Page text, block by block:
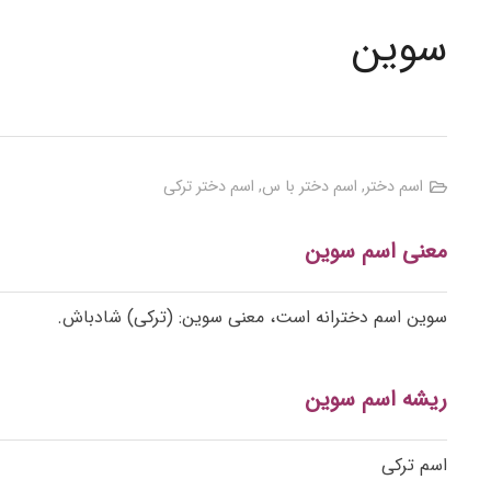
سوین
اسم دختر, اسم دختر با س, اسم دختر ترکی
معنی اسم سوین
سوین اسم دخترانه است، معنی سوین: (ترکی) شادباش.
ریشه اسم سوین
اسم ترکی